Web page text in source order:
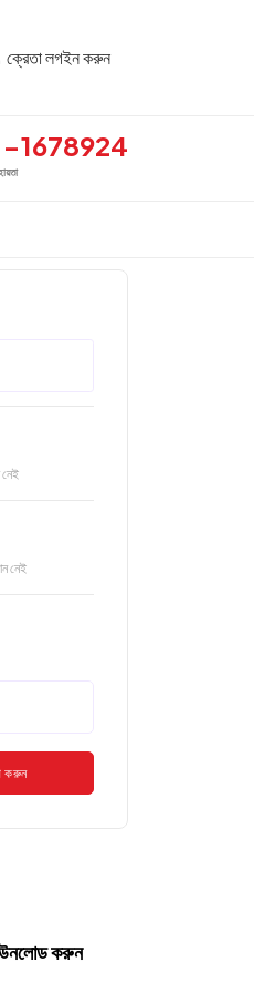
ক্রেতা লগইন করুন
1678924
নেই
নেই
করুন
করুন